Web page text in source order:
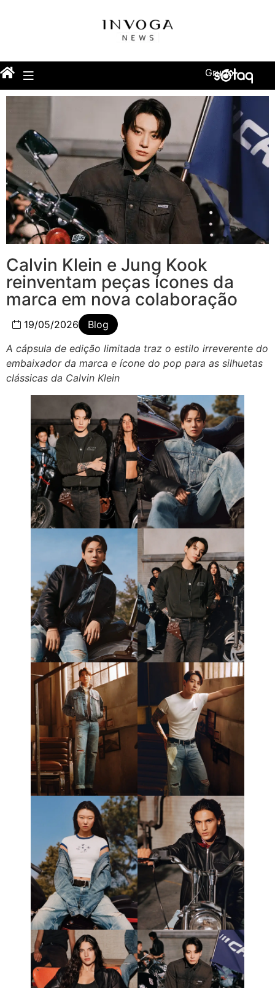
Grupo
Calvin Klein e Jung Kook
reinventam peças ícones da
marca em nova colaboração
19/05/2026
Blog
A cápsula de edição limitada traz o estilo irreverente do
embaixador da marca e ícone do pop para as silhuetas
clássicas da Calvin Klein